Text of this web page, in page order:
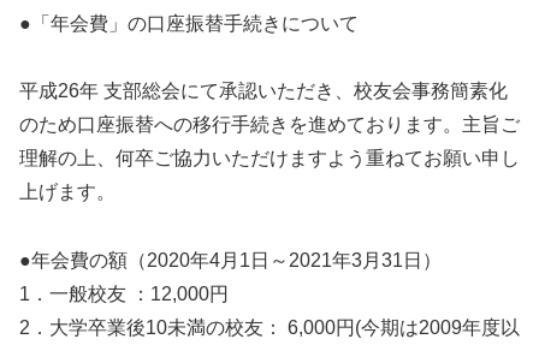
●「年会費」の口座振替手続きについて
平成26年 支部総会にて承認いただき、校友会事務簡素化
のため口座振替への移行手続きを進めております。主旨ご
理解の上、何卒ご協力いただけますよう重ねてお願い申し
上げます。
●年会費の額（2020年4月1日～2021年3月31日）
1．一般校友 ：12,000円
2．大学卒業後10未満の校友： 6,000円(今期は2009年度以